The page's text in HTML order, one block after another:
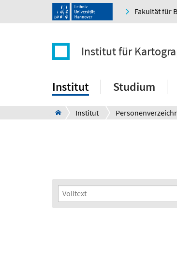
Fakultät für
Institut für
Institut Studium
Institut